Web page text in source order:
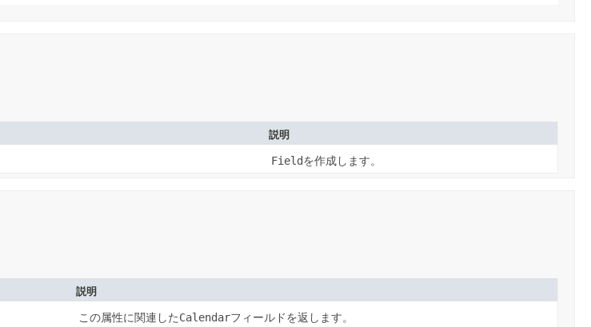
説明
Fieldを作成します。
説明
この属性に関連したCalendarフィールドを返します。